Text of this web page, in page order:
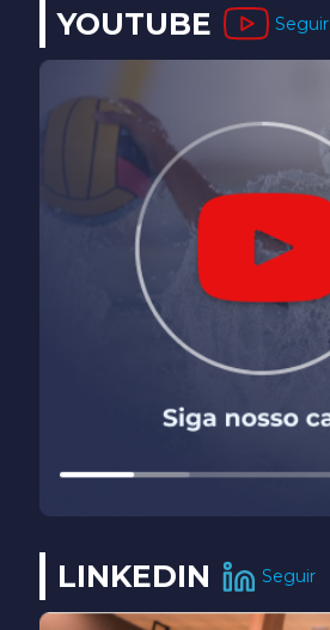
YOUTUBE Seguir
LINKEDIN Seguir